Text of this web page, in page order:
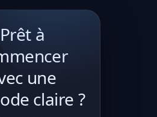
Prêt à
une
claire ?